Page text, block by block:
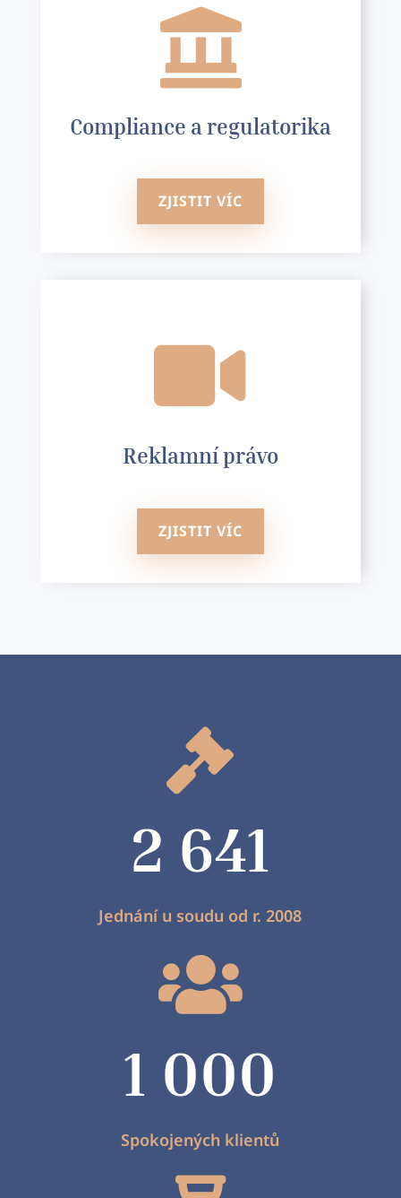

Compliance a regulatorika
ZJISTIT VÍC

Reklamní právo
ZJISTIT VÍC

2 641
Jednání u soudu od r. 2008

1 000
Spokojených klientů